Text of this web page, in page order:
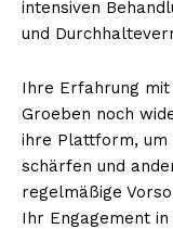
intensiven
und
Ihre Erfahrung
Groeben noch
ihre Plattform, um
schärfen und
regelmäßige
Ihr Engagement